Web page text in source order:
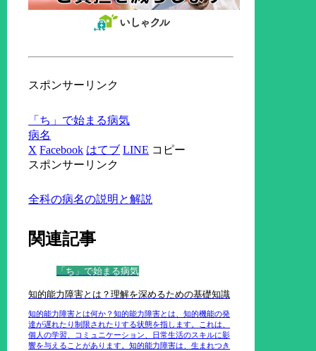
スポンサーリンク
「ち」で始まる病気
病名
X Facebook はてブ LINE コピー
スポンサーリンク
全科の病名の説明と解説
関連記事
「ち」で始まる病気
知的能力障害とは？理解を深めるための基礎知識
知的能力障害とは何か？知的能力障害とは、知的機能の発
達が遅れたり制限されたりする状態を指します。これは、
個人の学習、コミュニケーション、日常生活のスキルに影
響を与えることがあります。知的能力障害は、生まれつき